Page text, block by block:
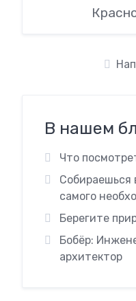
В нашем
Что
Собираешься
самого
Берегите
Бобёр:
архитектор